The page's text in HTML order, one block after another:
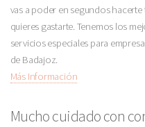
vas a poder en segundos
quieres gastarte. Tenemos los
servicios especiales para
de Badajoz.
Más Información
Mucho cuidado con